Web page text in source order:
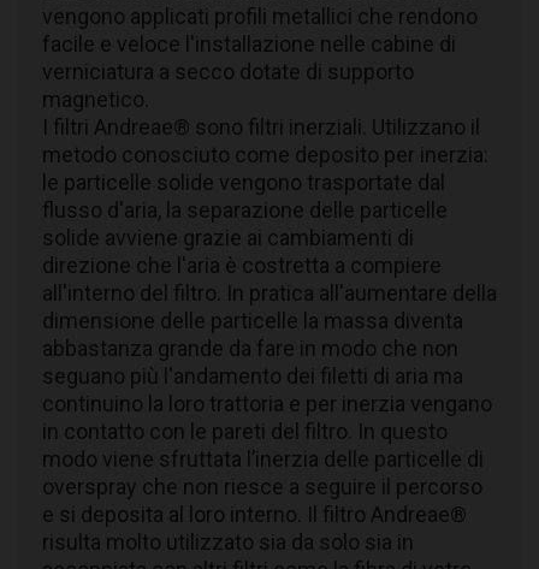
vengono applicati profili metallici che rendono
facile e veloce l'installazione nelle cabine di
verniciatura a secco dotate di supporto
magnetico.
I filtri Andreae® sono filtri inerziali. Utilizzano il
metodo conosciuto come deposito per inerzia:
le particelle solide vengono trasportate dal
flusso d'aria, la separazione delle particelle
solide avviene grazie ai cambiamenti di
direzione che l'aria è costretta a compiere
all'interno del filtro. In pratica all'aumentare della
dimensione delle particelle la massa diventa
abbastanza grande da fare in modo che non
seguano più l'andamento dei filetti di aria ma
continuino la loro trattoria e per inerzia vengano
in contatto con le pareti del filtro. In questo
modo viene sfruttata l’inerzia delle particelle di
overspray che non riesce a seguire il percorso
e si deposita al loro interno. Il filtro Andreae®
risulta molto utilizzato sia da solo sia in